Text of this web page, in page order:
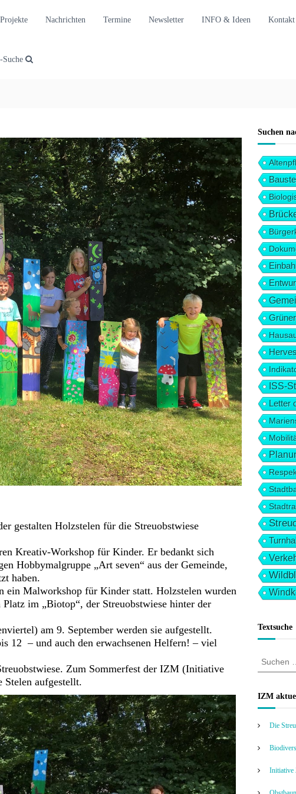
Projekte Nachrichten Termine Newsletter INFO & Ideen Kontakt
Suche
gestalten Holzstelen für die Streuobstwiese
Kreativ-Workshop für Kinder. Er bedankt sich
Hobbymalgruppe „Art seven“ aus der Gemeinde,
haben.
Malworkshop für Kinder statt. Holzstelen wurden
im „Biotop“, der Streuobstwiese hinter der
am 9. September werden sie aufgestellt.
12 – und auch den erwachsenen Helfern! – viel
Zum Sommerfest der IZM (Initiative
aufgestellt.
Suchen
ISS-
Letter
Textsuche
h
e
:
IZM
Die
Initiative